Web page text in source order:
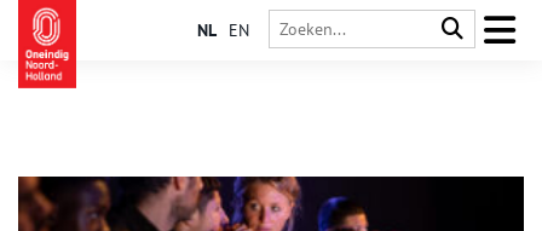
NL EN